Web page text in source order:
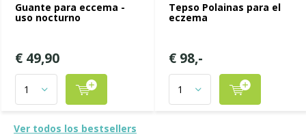
Guante para eccema -
uso nocturno
€ 49,90
Tepso Polainas para el
eczema
€ 98,-
Ver todos los bestsellers